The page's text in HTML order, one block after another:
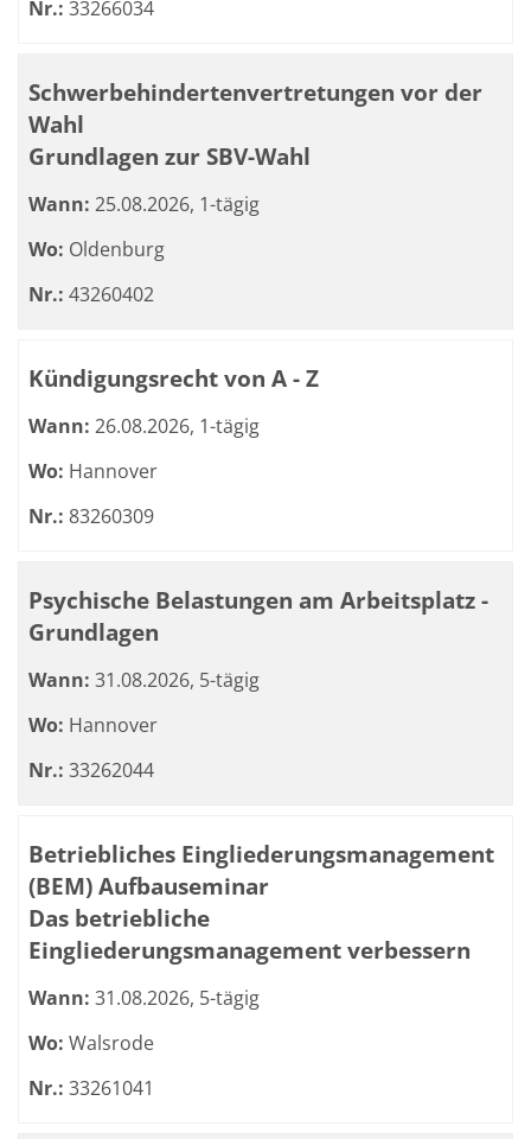
Nr.: 33266034
Schwerbehindertenvertretungen vor der
Wahl
Grundlagen zur SBV-Wahl
Wann: 25.08.2026, 1-tägig
Wo: Oldenburg
Nr.: 43260402
Kündigungsrecht von A - Z
Wann: 26.08.2026, 1-tägig
Wo: Hannover
Nr.: 83260309
Psychische Belastungen am Arbeitsplatz -
Grundlagen
Wann: 31.08.2026, 5-tägig
Wo: Hannover
Nr.: 33262044
Betriebliches Eingliederungsmanagement
(BEM) Aufbauseminar
Das betriebliche
Eingliederungsmanagement verbessern
Wann: 31.08.2026, 5-tägig
Wo: Walsrode
Nr.: 33261041